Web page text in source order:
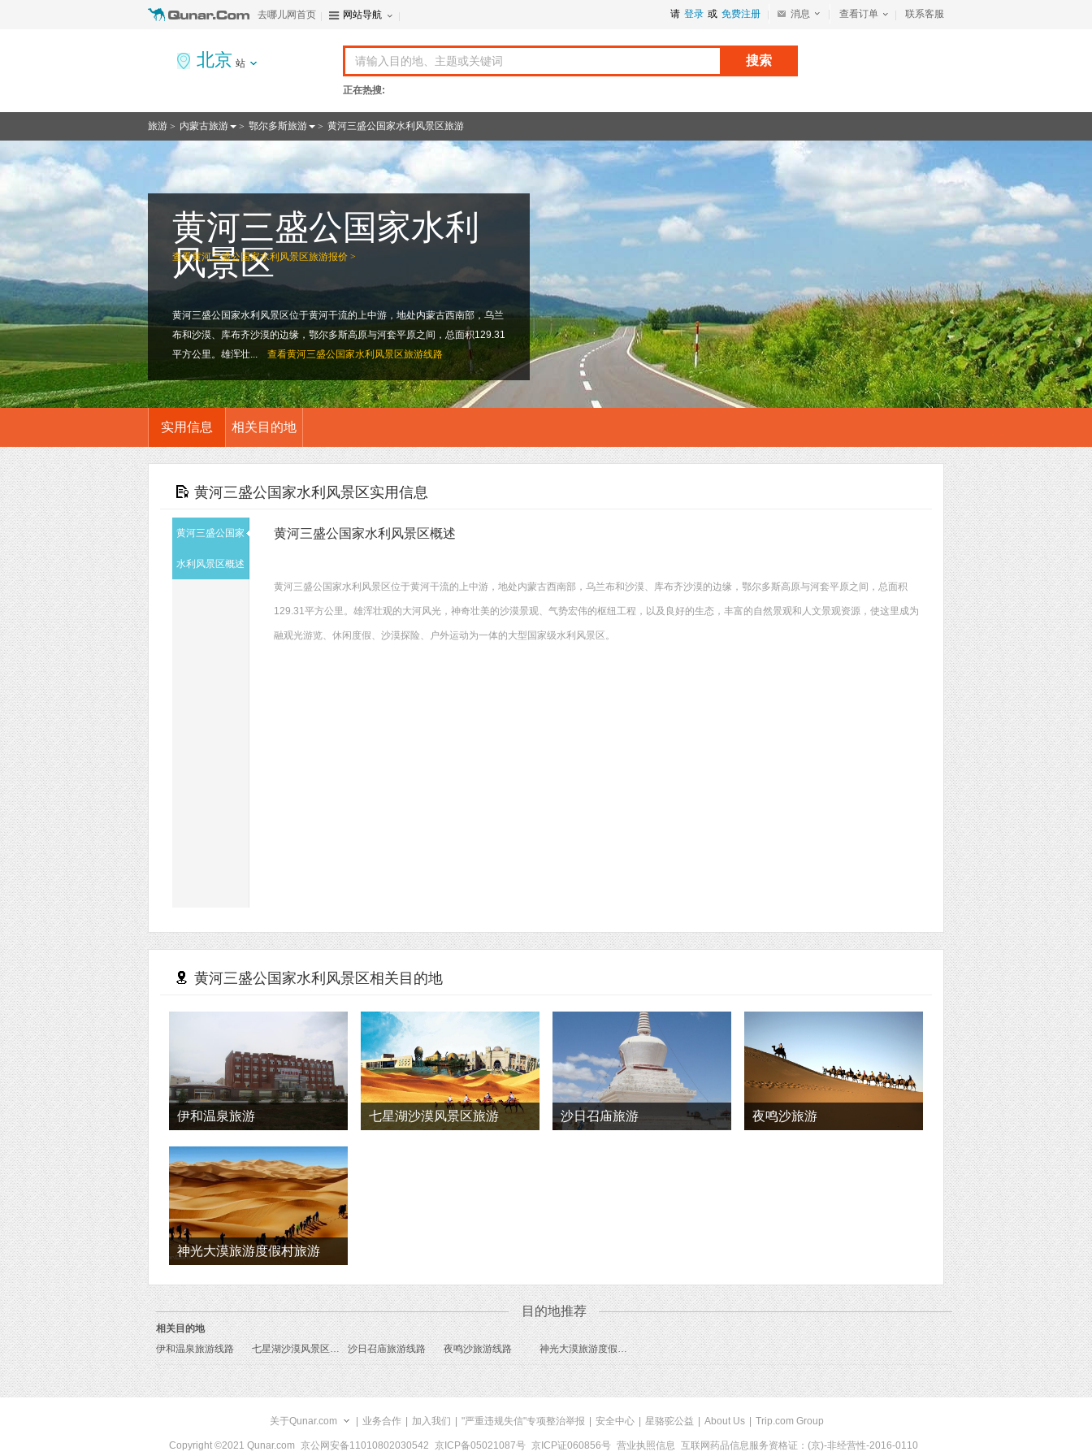
请 登录 或 免费注册 消息 查看订单 联系客服
去哪儿网首页 网站导航
北京 站 搜索
正在热搜:
旅游 > 内蒙古旅游 > 鄂尔多斯旅游 > 黄河三盛公国家水利风景区旅游
查看黄河三盛公国家水利风景区旅游报价 >
黄河三盛公国家水利
风景区
黄河三盛公国家水利风景区位于黄河干流的上中游，地处内蒙古西南部，乌兰
布和沙漠、库布齐沙漠的边缘，鄂尔多斯高原与河套平原之间，总面积129.31
平方公里。雄浑壮...
查看黄河三盛公国家水利风景区旅游线路
实用信息 相关目的地
黄河三盛公国家水利风景区实用信息
黄河三盛公国家
水利风景区概述
黄河三盛公国家水利风景区概述
黄河三盛公国家水利风景区位于黄河干流的上中游，地处内蒙古西南部，乌兰布和沙漠、库布齐沙漠的边缘，鄂尔多斯高原与河套平原之间，总面积
129.31平方公里。雄浑壮观的大河风光，神奇壮美的沙漠景观、气势宏伟的枢纽工程，以及良好的生态，丰富的自然景观和人文景观资源，使这里成为
融观光游览、休闲度假、沙漠探险、户外运动为一体的大型国家级水利风景区。
黄河三盛公国家水利风景区相关目的地
伊和温泉旅游 七星湖沙漠风景区旅游 沙日召庙旅游 夜鸣沙旅游
神光大漠旅游度假村旅游
目的地推荐
相关目的地
伊和温泉旅游线路
七星湖沙漠风景区旅游线路 沙日召庙旅游线路 夜鸣沙旅游线路 神光大漠旅游度假村旅游线路
关于Qunar.com 业务合作 加入我们 "严重违规失信"专项整治举报 安全中心 星骆驼公益 About Us Trip.com Group
Copyright ©2021 Qunar.com 京公网安备11010802030542 京ICP备05021087号 京ICP证060856号 营业执照信息 互联网药品信息服务资格证：(京)-非经营性-2016-0110